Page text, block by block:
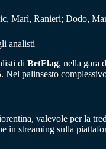
Marì, Ranieri; Dodo,
analisti
di BetFlag, nella gara
palinsesto
valevole per la
in streaming sulla